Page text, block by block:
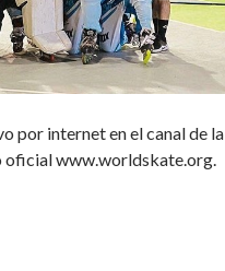
por internet en el canal de la
oficial www.worldskate.org.